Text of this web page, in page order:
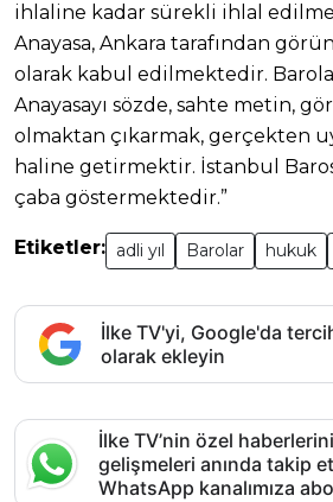
ihlaline kadar sürekli ihlal
Anayasa, Ankara tarafından
olarak kabul edilmektedir.
Anayasayı sözde, sahte metin,
olmaktan çıkarmak, gerçekten
haline getirmektir. İstanbul
çaba göstermektedir.”
Etiketler: adli yıl Barolar hukuk
İlke TV'yi, Google'da
olarak ekleyin
İlke TV’nin özel
gelişmeleri anında takip
WhatsApp kanalımıza